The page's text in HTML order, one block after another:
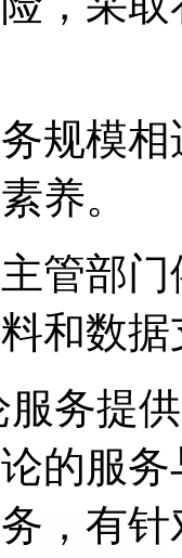
务规模
养。
主管部
和数
务提
的服
，有